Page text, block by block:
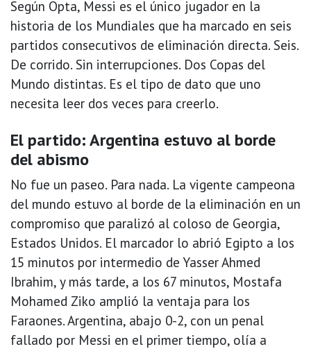
Según Opta, Messi es el único jugador en la
historia de los Mundiales que ha marcado en seis
partidos consecutivos de eliminación directa. Seis.
De corrido. Sin interrupciones. Dos Copas del
Mundo distintas. Es el tipo de dato que uno
necesita leer dos veces para creerlo.
El partido: Argentina estuvo al borde
del abismo
No fue un paseo. Para nada. La vigente campeona
del mundo estuvo al borde de la eliminación en un
compromiso que paralizó al coloso de Georgia,
Estados Unidos. El marcador lo abrió Egipto a los
15 minutos por intermedio de Yasser Ahmed
Ibrahim, y más tarde, a los 67 minutos, Mostafa
Mohamed Ziko amplió la ventaja para los
Faraones. Argentina, abajo 0-2, con un penal
fallado por Messi en el primer tiempo, olía a